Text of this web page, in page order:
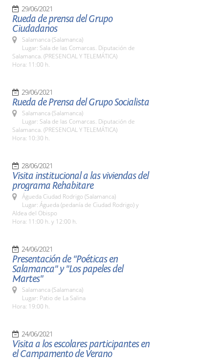
29/06/2021
Rueda de prensa del Grupo
Ciudadanos
Salamanca (Salamanca)
Lugar: Sala de las Comarcas. Diputación de
Salamanca. (PRESENCIAL Y TELEMÁTICA)
Hora: 11:00 h.
29/06/2021
Rueda de Prensa del Grupo Socialista
Salamanca (Salamanca)
Lugar: Sala de las Comarcas. Diputación de
Salamanca. (PRESENCIAL Y TELEMÁTICA)
Hora: 10:30 h.
28/06/2021
Visita institucional a las viviendas del
programa Rehabitare
Águeda Ciudad Rodrigo (Salamanca)
Lugar: Águeda (pedanía de Ciudad Rodrigo) y
Aldea del Obispo
Hora: 11:00 h. y 12:00 h.
24/06/2021
Presentación de "Poéticas en
Salamanca" y "Los papeles del
Martes"
Salamanca (Salamanca)
Lugar: Patio de La Salina
Hora: 19:00 h.
24/06/2021
Visita a los escolares participantes en
el Campamento de Verano